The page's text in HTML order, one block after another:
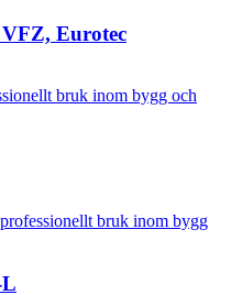
Eurotec
L